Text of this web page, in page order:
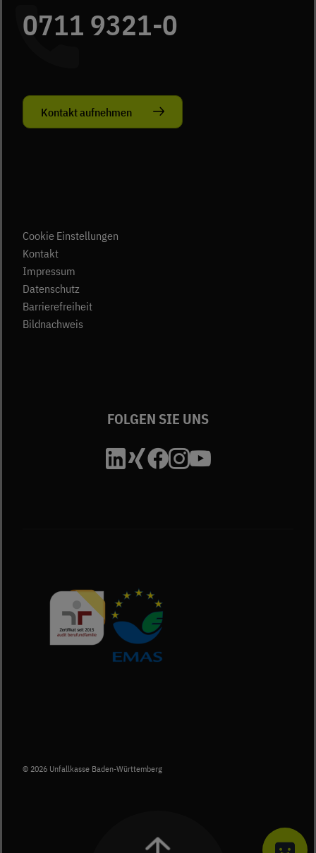
0711 9321-0
Kontakt aufnehmen
Cookie Einstellungen
Kontakt(öffnet in neuem Tab)
Impressum
Datenschutz
Barrierefreiheit
Bildnachweis
FOLGEN SIE UNS
Die Unfallkasse
Die Unfallkasse
Die Unfallkasse
DieDie
Berufundfamilie-Zertifikat herunterladen
© 2026 Unfallkasse Baden-Württemberg